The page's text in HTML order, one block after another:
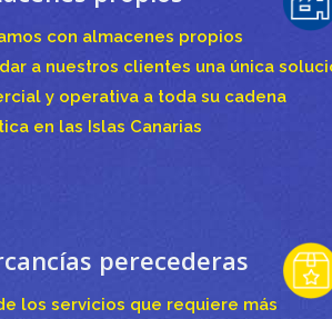
con almacenes propios
a nuestros clientes una única
y operativa a toda su cadena
en las Islas Canarias
perecederas
los servicios que requiere más